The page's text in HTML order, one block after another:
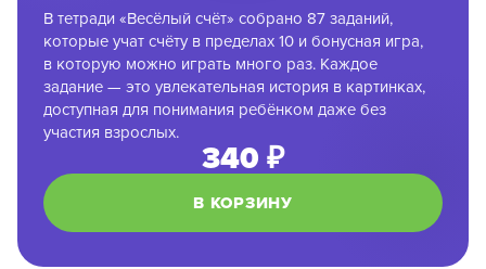
В тетради «Весёлый счёт» собрано 87 заданий,
которые учат счёту в пределах 10 и бонусная игра,
в которую можно играть много раз. Каждое
задание — это увлекательная история в картинках,
доступная для понимания ребёнком даже без
участия взрослых.
340 ₽
В КОРЗИНУ